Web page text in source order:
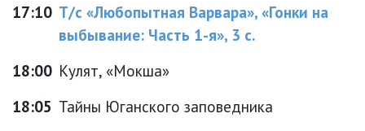
17:10 Т/с «Любопытная Варвара», «Гонки на
выбывание: Часть 1-я», 3 с.
18:00 Кулят, «Мокша»
18:05 Тайны Юганского заповедника